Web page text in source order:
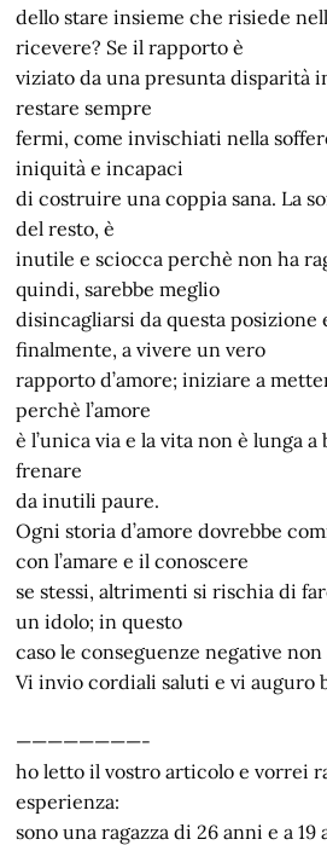
dello stare insieme che risiede
ricevere? Se il rapporto è
viziato da una presunta disparità
restare sempre
fermi, come invischiati nella
iniquità e incapaci
di costruire una coppia sana. La
del resto, è
inutile e sciocca perchè non ha
quindi, sarebbe meglio
disincagliarsi da questa posizione
finalmente, a vivere un vero
rapporto d’amore; iniziare a
perchè l’amore
è l’unica via e la vita non è lunga a
frenare
da inutili paure.
Ogni storia d’amore dovrebbe
con l’amare e il conoscere
se stessi, altrimenti si rischia di
un idolo; in questo
caso le conseguenze negative
Vi invio cordiali saluti e vi auguro
————————-
ho letto il vostro articolo e vorrei
esperienza:
sono una ragazza di 26 anni e a